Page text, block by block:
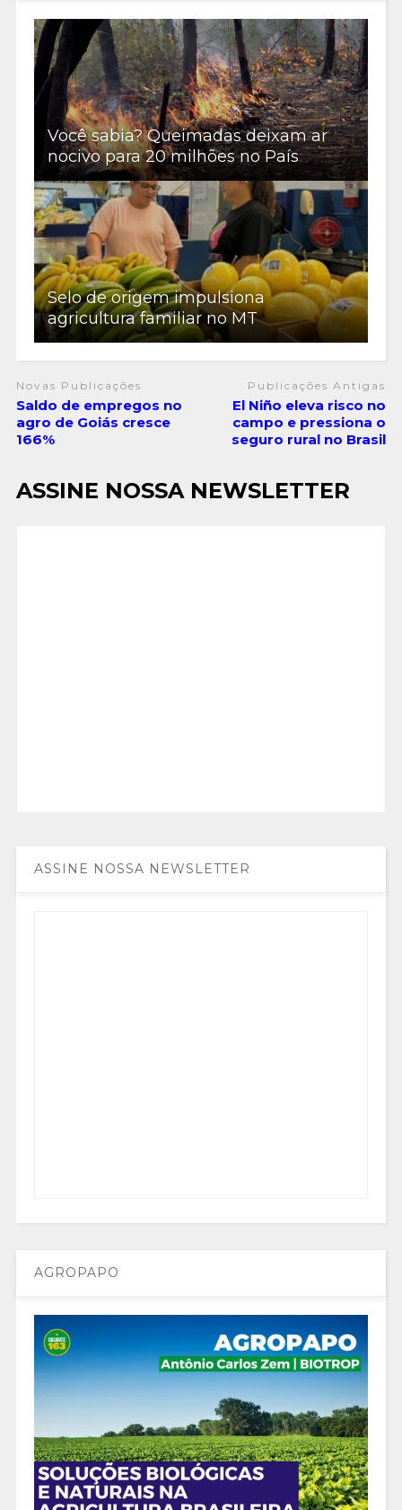
Você sabia? Queimadas deixam ar
nocivo para 20 milhões no País
Selo de origem impulsiona
agricultura familiar no MT
Novas Publicações
Saldo de empregos no
agro de Goiás cresce
166%
Publicações Antigas
El Niño eleva risco no
campo e pressiona o
seguro rural no Brasil
ASSINE NOSSA NEWSLETTER
ASSINE NOSSA NEWSLETTER
AGROPAPO